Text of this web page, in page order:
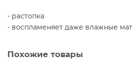
- растопка
- воспламеняет даже влажные
Похожие товары